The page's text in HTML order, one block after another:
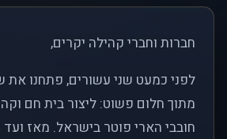
חברות וחברי קהילה יקרים,
מתוך חלום פשוט: ליצור בית חם
חובבי הארי פוטר בישראל. מאז